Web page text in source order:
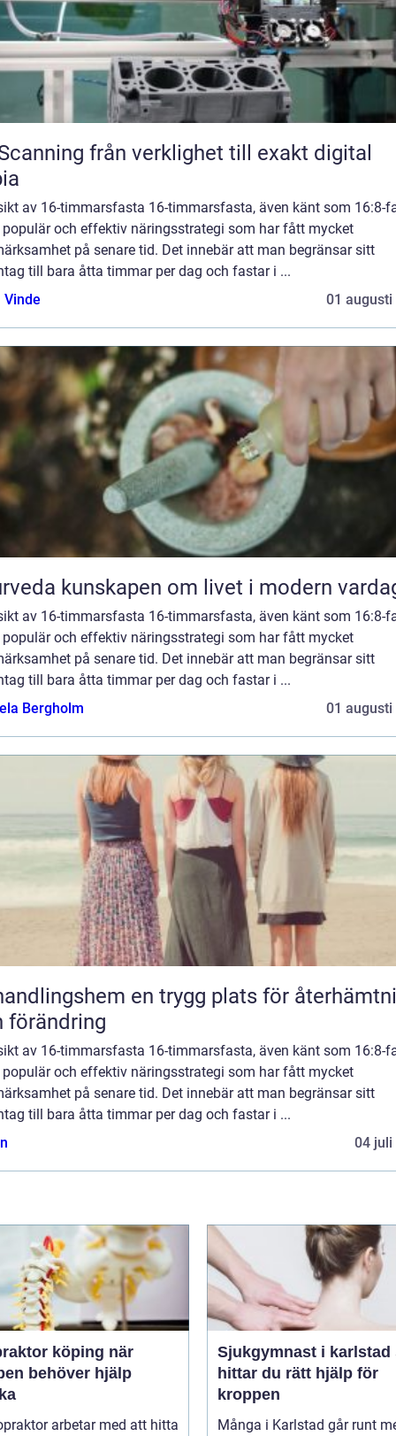
verklighet till exakt digital
av 16-timmarsfasta 16-timmarsfasta, även känt som 16:8-
populär och effektiv näringsstrategi som har fått mycket
på senare tid. Det innebär att man begränsar sitt
till bara åtta timmar per dag och fastar i ...
Vinde
01 augusti
Ayurveda kunskapen om livet i modern
av 16-timmarsfasta 16-timmarsfasta, även känt som 16:8-
populär och effektiv näringsstrategi som har fått mycket
på senare tid. Det innebär att man begränsar sitt
till bara åtta timmar per dag och fastar i ...
Bergholm
01 augusti
en trygg plats för återhämtning
förändring
av 16-timmarsfasta 16-timmarsfasta, även känt som 16:8-
populär och effektiv näringsstrategi som har fått mycket
på senare tid. Det innebär att man begränsar sitt
till bara åtta timmar per dag och fastar i ...
04 juli
köping när
behöver hjälp
arbetar med att hitta
Sjukgymnast i karlstad så
hittar du rätt hjälp för
kroppen
Många i Karlstad går runt